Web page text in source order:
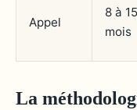
Appel
8 à 15
mois
La